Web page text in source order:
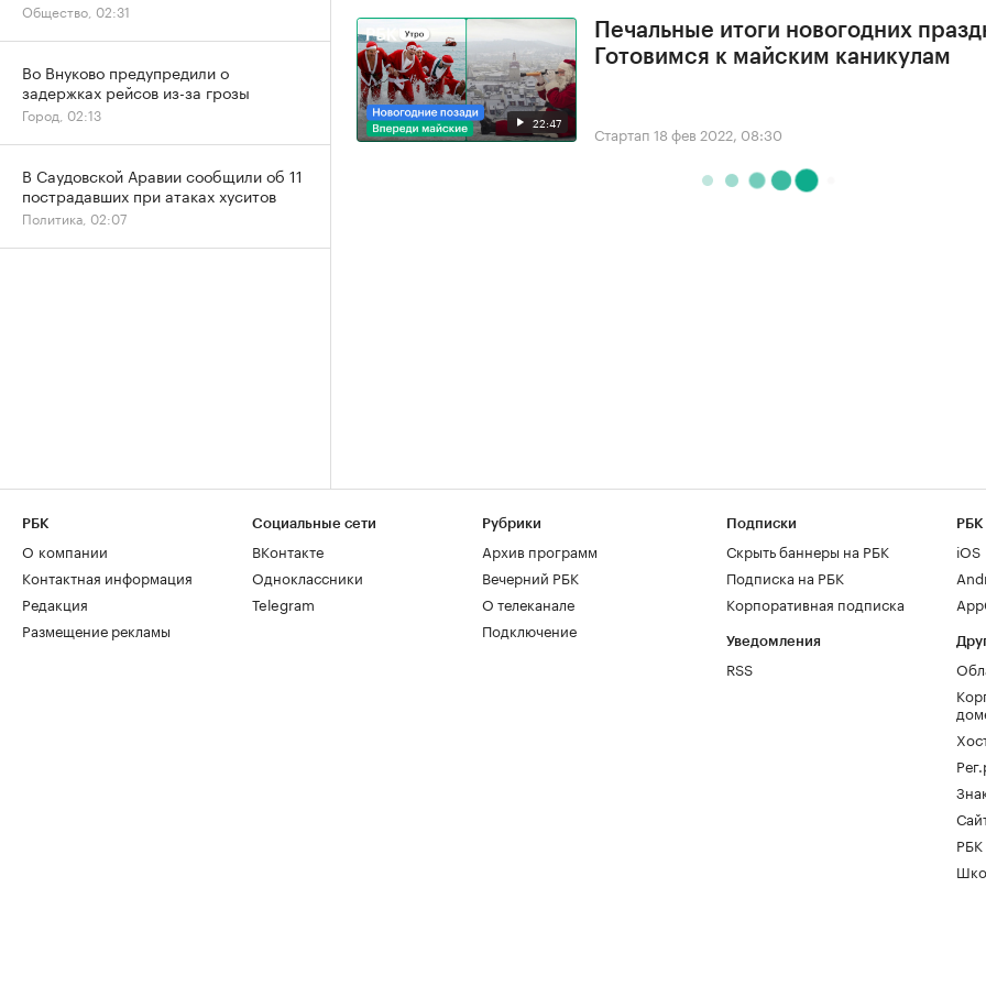
22:47
Печальные итоги новогодних
Готовимся к майским каникулам
Стартап 18 фев 2022, 08:30
Общество, 02:31
Во Внуково предупредили о
задержках рейсов из-за грозы
Город, 02:13
В Саудовской Аравии сообщили об 11
пострадавших при атаках хуситов
Политика, 02:07
РБК
О компании
Контактная информация
Редакция
Размещение рекламы
Социальные сети
ВКонтакте
Одноклассники
Telegram
Рубрики
Архив программ
Вечерний РБК
О телеканале
Подключение
Подписки
Скрыть баннеры на РБК
Подписка на РБК
Корпоративная подписка
Уведомления
RSS
РБК
iOS